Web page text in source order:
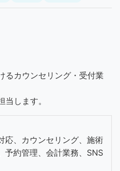
るカウンセリング・受付業
します。
応、カウンセリング、施術
予約管理、会計業務、SNS